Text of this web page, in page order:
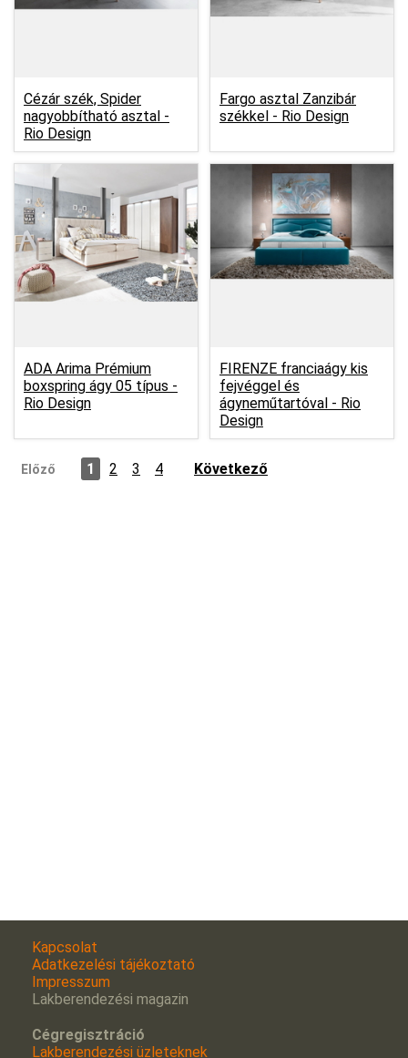
Cézár szék, Spider
nagyobbítható asztal -
Rio Design
Fargo asztal Zanzibár
székkel - Rio Design
ADA Arima Prémium
boxspring ágy 05 típus -
Rio Design
FIRENZE franciaágy kis
fejvéggel és
ágyneműtartóval - Rio
Design
Előző 1 2 3 4 Következő
Kapcsolat
Adatkezelési tájékoztató
Impresszum
Lakberendezési magazin
Cégregisztráció
Lakberendezési üzleteknek